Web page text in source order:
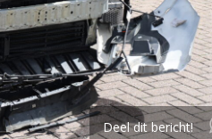
Deel dit bericht!